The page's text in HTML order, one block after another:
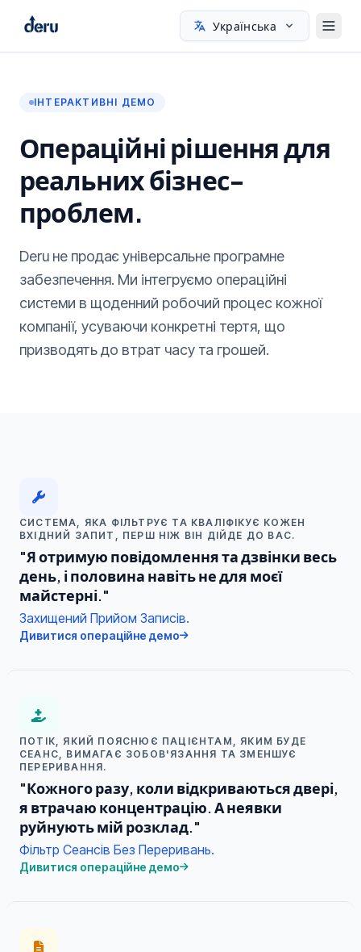
Українська
ІНТЕРАКТИВНІ ДЕМО
Операційні рішення для
реальних бізнес-
проблем.
Deru не продає універсальне програмне
забезпечення. Ми інтегруємо операційні
системи в щоденний робочий процес кожної
компанії, усуваючи конкретні тертя, що
призводять до втрат часу та грошей.
СИСТЕМА, ЯКА ФІЛЬТРУЄ ТА КВАЛІФІКУЄ КОЖЕН
ВХІДНИЙ ЗАПИТ, ПЕРШ НІЖ ВІН ДІЙДЕ ДО ВАС.
"Я отримую повідомлення та дзвінки весь
день, і половина навіть не для моєї
майстерні."
Захищений Прийом Записів.
Дивитися операційне демо
ПОТІК, ЯКИЙ ПОЯСНЮЄ ПАЦІЄНТАМ, ЯКИМ БУДЕ
СЕАНС, ВИМАГАЄ ЗОБОВ'ЯЗАННЯ ТА ЗМЕНШУЄ
ПЕРЕРИВАННЯ.
"Кожного разу, коли відкриваються двері,
я втрачаю концентрацію. А неявки
руйнують мій розклад."
Фільтр Сеансів Без Переривань.
Дивитися операційне демо